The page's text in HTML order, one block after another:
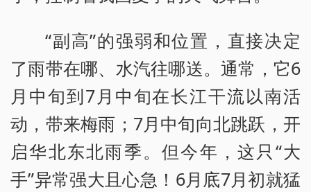
“副高”的强弱和位置，直接决定
了雨带在哪、水汽往哪送。通常，它6
月中旬到7月中旬在长江干流以南活
动，带来梅雨；7月中旬向北跳跃，开
启华北东北雨季。但今年，这只“大
手”异常强大且心急！6月底7月初就猛